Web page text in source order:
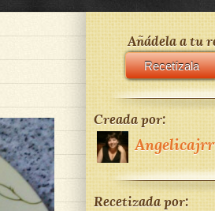
Añádela a tu
Recetízala
Creada por:
Recetizada por: